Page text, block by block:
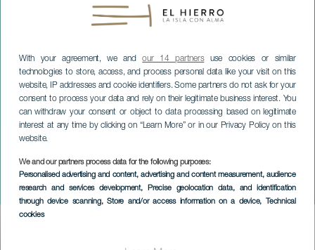
With your agreement, we andour 14 partnersuse cookies or similar
technologies to store, access, and process personal data like your visit on this
website, IP addresses and cookie identifiers. Some partners do not ask for your
consent to process your data and rely on their legitimate business interest. You
can withdraw your consent or object to data processing based on legitimate
interest at any time by clicking on “Learn More” or in our Privacy Policy on this
website.
We and our partners process data for the following purposes:
Personalised advertising and content, advertising and content measurement, audience
research and services development, Precise geolocation data, and identification
through device scanning, Store and/or access information on a device, Technical
cookies
Víctor Lemes - La Villa
Ciclo Cultural